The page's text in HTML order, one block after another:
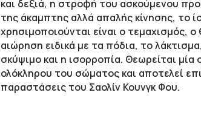
και δεξιά, η στροφή του ασκούμενου
της άκαμπτης αλλά απαλής κίνησης, το
χρησιμοποιούνται είναι ο τεμαχισμός,
αιώρηση ειδικά με τα πόδια, το
σκύψιμο και η ισορροπία. Θεωρείται
ολόκληρου του σώματος και αποτελεί
παραστάσεις του Σαολίν Κουνγκ Φου.